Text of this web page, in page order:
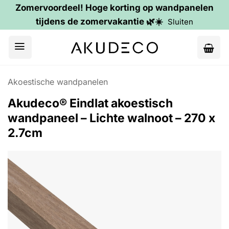
Zomervoordeel! Hoge korting op wandpanelen
tijdens de zomervakantie 🌿☀️ Sluiten
naar
Akoestische wandpanelen
Akudeco® Eindlat akoestisch
wandpaneel – Lichte walnoot – 270 x
2.7cm